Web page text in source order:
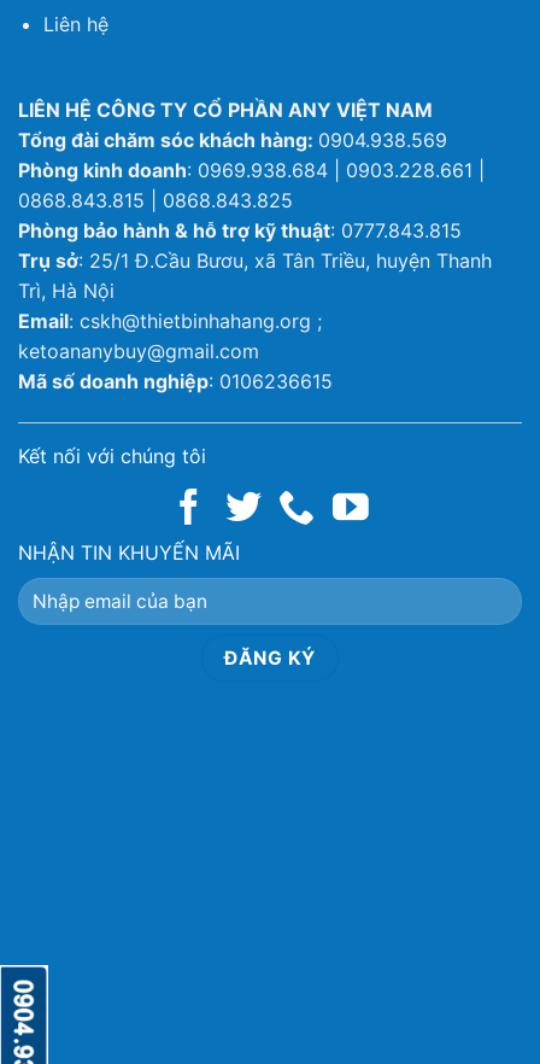
Liên hệ
LIÊN HỆ CÔNG TY CỔ PHẦN ANY VIỆT NAM
Tổng đài chăm sóc khách hàng: 0904.938.569
Phòng kinh doanh: 0969.938.684 | 0903.228.661 |
0868.843.815 | 0868.843.825
Phòng bảo hành & hỗ trợ kỹ thuật: 0777.843.815
Trụ sở: 25/1 Đ.Cầu Bươu, xã Tân Triều, huyện Thanh
Trì, Hà Nội
Email: cskh@thietbinhahang.org ;
ketoananybuy@gmail.com
Mã số doanh nghiệp: 0106236615
Kết nối với chúng tôi
NHẬN TIN KHUYẾN MÃI